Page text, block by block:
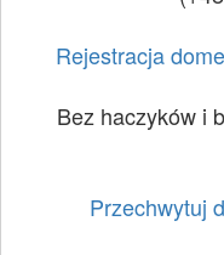
Rejestracja
Bez haczyków i
Przechwytuj